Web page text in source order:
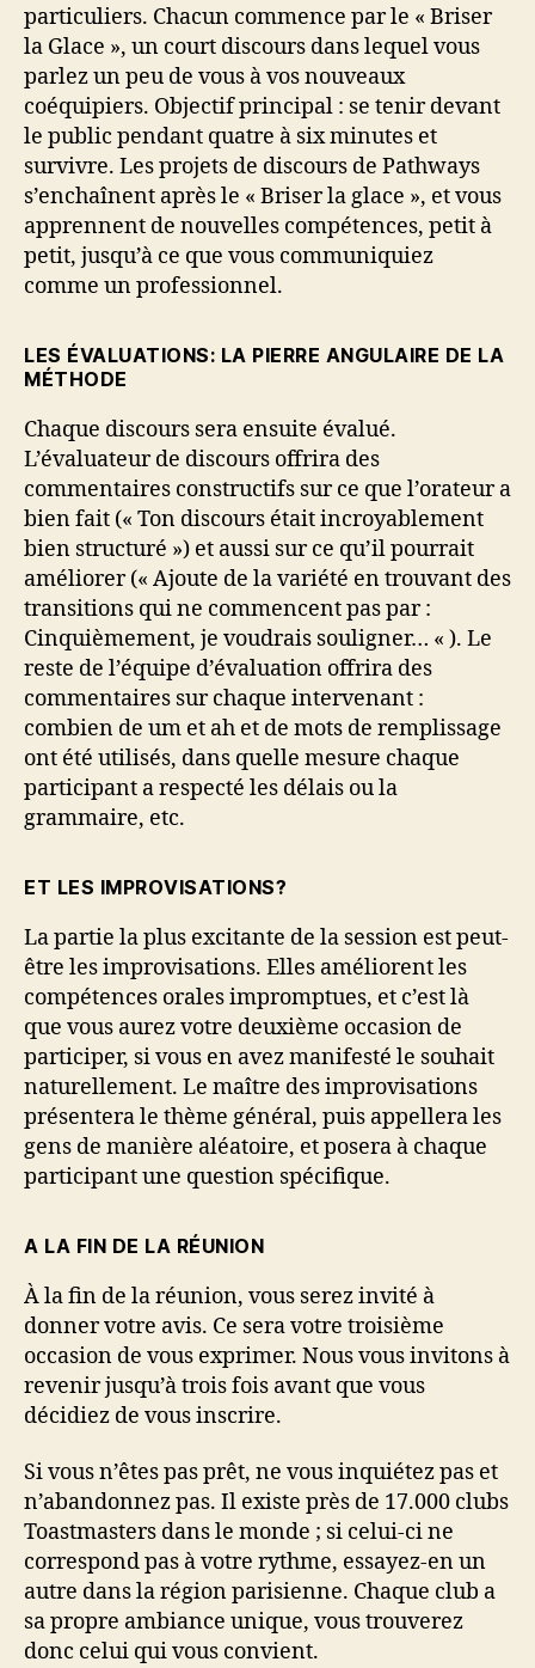
particuliers. Chacun commence par le « Briser
la Glace », un court discours dans lequel vous
parlez un peu de vous à vos nouveaux
coéquipiers. Objectif principal : se tenir devant
le public pendant quatre à six minutes et
survivre. Les projets de discours de Pathways
s’enchaînent après le « Briser la glace », et vous
apprennent de nouvelles compétences, petit à
petit, jusqu’à ce que vous communiquiez
comme un professionnel.
LES ÉVALUATIONS: LA PIERRE ANGULAIRE DE LA
MÉTHODE
Chaque discours sera ensuite évalué.
L’évaluateur de discours offrira des
commentaires constructifs sur ce que l’orateur a
bien fait (« Ton discours était incroyablement
bien structuré ») et aussi sur ce qu’il pourrait
améliorer (« Ajoute de la variété en trouvant des
transitions qui ne commencent pas par :
Cinquièmement, je voudrais souligner… « ). Le
reste de l’équipe d’évaluation offrira des
commentaires sur chaque intervenant :
combien de um et ah et de mots de remplissage
ont été utilisés, dans quelle mesure chaque
participant a respecté les délais ou la
grammaire, etc.
ET LES IMPROVISATIONS?
La partie la plus excitante de la session est peut-
être les improvisations. Elles améliorent les
compétences orales impromptues, et c’est là
que vous aurez votre deuxième occasion de
participer, si vous en avez manifesté le souhait
naturellement. Le maître des improvisations
présentera le thème général, puis appellera les
gens de manière aléatoire, et posera à chaque
participant une question spécifique.
A LA FIN DE LA RÉUNION
À la fin de la réunion, vous serez invité à
donner votre avis. Ce sera votre troisième
occasion de vous exprimer. Nous vous invitons à
revenir jusqu’à trois fois avant que vous
décidiez de vous inscrire.
Si vous n’êtes pas prêt, ne vous inquiétez pas et
n’abandonnez pas. Il existe près de 17.000 clubs
Toastmasters dans le monde ; si celui-ci ne
correspond pas à votre rythme, essayez-en un
autre dans la région parisienne. Chaque club a
sa propre ambiance unique, vous trouverez
donc celui qui vous convient.